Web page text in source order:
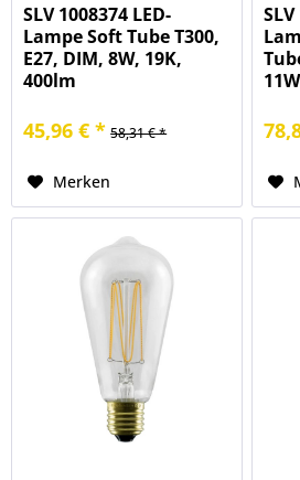
SLV 1008374 LED-
Lampe Soft Tube T300,
E27, DIM, 8W, 19K,
400lm
45,96 € * 58,31 € *
Merken